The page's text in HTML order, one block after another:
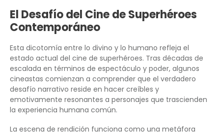
El Desafío del Cine de Superhéroes
Contemporáneo
Esta dicotomía entre lo divino y lo humano refleja el
estado actual del cine de superhéroes. Tras décadas de
escalada en términos de espectáculo y poder, algunos
cineastas comienzan a comprender que el verdadero
desafío narrativo reside en hacer creíbles y
emotivamente resonantes a personajes que trascienden
la experiencia humana común.
La escena de rendición funciona como una metáfora